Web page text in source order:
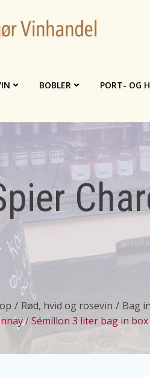
BOBLER PORT- OG
Rød, hvid og rosevin
Bag
/ Sémillon 3 liter bag in box